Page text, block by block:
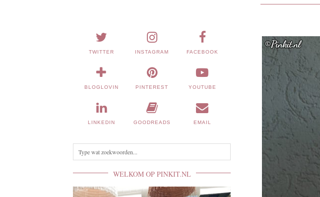
TWITTER INSTAGRAM FACEBOOK
BLOGLOVIN PINTEREST YOUTUBE
LINKEDIN GOODREADS EMAIL
WELKOM OP PINKIT.NL